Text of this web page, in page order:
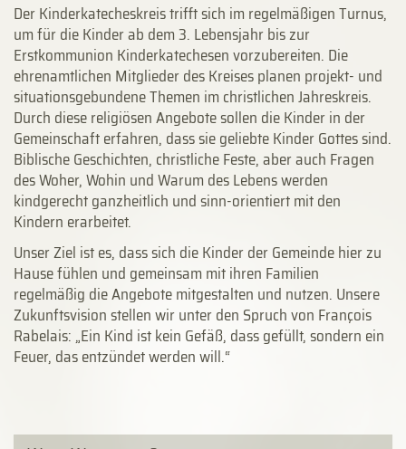
Der Kinderkatecheskreis trifft sich im regelmäßigen Turnus,
um für die Kinder ab dem 3. Lebensjahr bis zur
Erstkommunion Kinderkatechesen vorzubereiten. Die
ehrenamtlichen Mitglieder des Kreises planen projekt- und
situationsgebundene Themen im christlichen Jahreskreis.
Durch diese religiösen Angebote sollen die Kinder in der
Gemeinschaft erfahren, dass sie geliebte Kinder Gottes sind.
Biblische Geschichten, christliche Feste, aber auch Fragen
des Woher, Wohin und Warum des Lebens werden
kindgerecht ganzheitlich und sinn-orientiert mit den
Kindern erarbeitet.
Unser Ziel ist es, dass sich die Kinder der Gemeinde hier zu
Hause fühlen und gemeinsam mit ihren Familien
regelmäßig die Angebote mitgestalten und nutzen. Unsere
Zukunftsvision stellen wir unter den Spruch von François
Rabelais: „Ein Kind ist kein Gefäß, dass gefüllt, sondern ein
Feuer, das entzündet werden will.“